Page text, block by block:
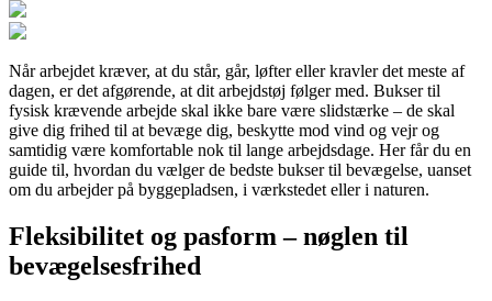
Når arbejdet kræver, at du står, går, løfter eller kravler det meste af
dagen, er det afgørende, at dit arbejdstøj følger med. Bukser til
fysisk krævende arbejde skal ikke bare være slidstærke – de skal
give dig frihed til at bevæge dig, beskytte mod vind og vejr og
samtidig være komfortable nok til lange arbejdsdage. Her får du en
guide til, hvordan du vælger de bedste bukser til bevægelse, uanset
om du arbejder på byggepladsen, i værkstedet eller i naturen.
Fleksibilitet og pasform – nøglen til
bevægelsesfrihed